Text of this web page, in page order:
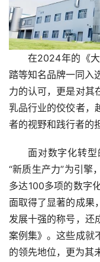
在2024年的《
踏等知名品牌一同入
力的认可，更是对其
乳品行业的佼佼者，
者的视野和践行者的
面对数字化转
“新质生产力”为引擎
多达100多项的数字
面取得了显著的成果
发展十强的称号，还
案例集》。这些成就
的领先地位，更为其